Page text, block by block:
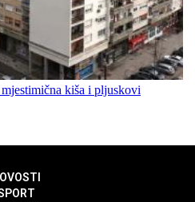
kiša i pljuskovi